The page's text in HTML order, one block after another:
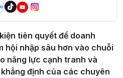
tiên quyết để doanh
hội nhập sâu hơn vào chuỗi
năng lực cạnh tranh và
định của các chuyên